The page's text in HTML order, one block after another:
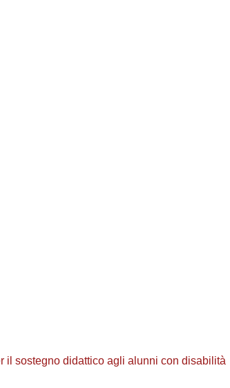
il sostegno didattico agli alunni con disabilità